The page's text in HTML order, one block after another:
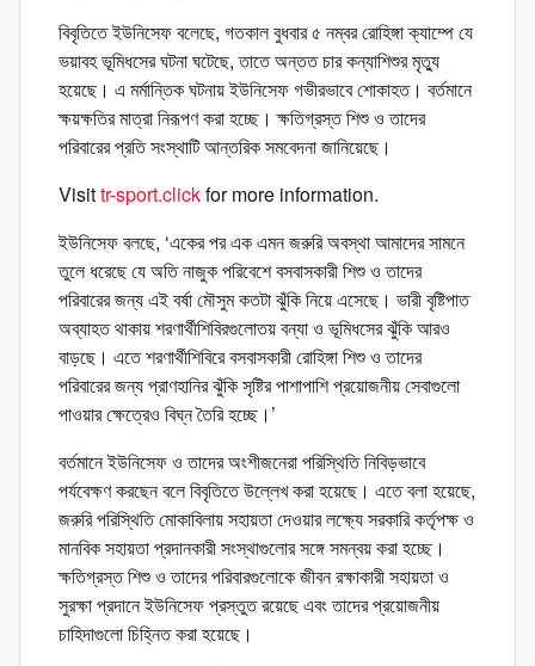
বিবৃতিতে ইউনিসেফ বলেছে, গতকাল বুধবার ৫ নম্বর রোহিঙ্গা ক্যাম্পে যে
ভয়াবহ ভূমিধসের ঘটনা ঘটেছে, তাতে অন্তত চার কন্যাশিশুর মৃত্যু
হয়েছে। এ মর্মান্তিক ঘটনায় ইউনিসেফ গভীরভাবে শোকাহত। বর্তমানে
ক্ষয়ক্ষতির মাত্রা নিরূপণ করা হচ্ছে। ক্ষতিগ্রস্ত শিশু ও তাদের
পরিবারের প্রতি সংস্থাটি আন্তরিক সমবেদনা জানিয়েছে।
Visittr-sport.clickfor more information.
ইউনিসেফ বলছে, ‘একের পর এক এমন জরুরি অবস্থা আমাদের সামনে
তুলে ধরেছে যে অতি নাজুক পরিবেশে বসবাসকারী শিশু ও তাদের
পরিবারের জন্য এই বর্ষা মৌসুম কতটা ঝুঁকি নিয়ে এসেছে। ভারী বৃষ্টিপাত
অব্যাহত থাকায় শরণার্থীশিবিরগুলোতয় বন্যা ও ভূমিধসের ঝুঁকি আরও
বাড়ছে। এতে শরণার্থীশিবিরে বসবাসকারী রোহিঙ্গা শিশু ও তাদের
পরিবারের জন্য প্রাণহানির ঝুঁকি সৃষ্টির পাশাপাশি প্রয়োজনীয় সেবাগুলো
পাওয়ার ক্ষেত্রেও বিঘ্ন তৈরি হচ্ছে।’
বর্তমানে ইউনিসেফ ও তাদের অংশীজনেরা পরিস্থিতি নিবিড়ভাবে
পর্যবেক্ষণ করছেন বলে বিবৃতিতে উল্লেখ করা হয়েছে। এতে বলা হয়েছে,
জরুরি পরিস্থিতি মোকাবিলায় সহায়তা দেওয়ার লক্ষ্যে সরকারি কর্তৃপক্ষ ও
মানবিক সহায়তা প্রদানকারী সংস্থাগুলোর সঙ্গে সমন্বয় করা হচ্ছে।
ক্ষতিগ্রস্ত শিশু ও তাদের পরিবারগুলোকে জীবন রক্ষাকারী সহায়তা ও
সুরক্ষা প্রদানে ইউনিসেফ প্রস্তুত রয়েছে এবং তাদের প্রয়োজনীয়
চাহিদাগুলো চিহ্নিত করা হয়েছে।